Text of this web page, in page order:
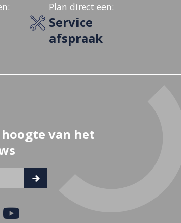
Plan direct een:
Service
afspraak
van het